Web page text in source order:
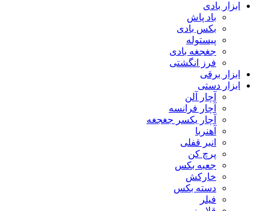
ابزار بادی
باد پاش
بکس بادی
پیستوله
جغجغه بادی
فرز انگشتی
ابزار برقی
ابزار دستی
آچار آلن
آچار فرانسه
آچار یکسر جغجغه
آهنربا
انبر قفلی
پرچ کن
جعبه بکس
خارکش
دسته بکس
فیلر